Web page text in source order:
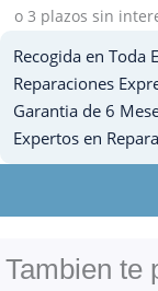
2018
Mojado
cantidad
o 3 plazos sin
Recogida en Toda
Reparaciones
Garantia de 6
Expertos en
Tambien te